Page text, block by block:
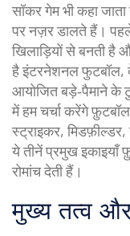
सॉकर गेमभी कहा
पर नज़र डालते हैं।
खिलाड़ियों से बनती है
हैइंटरनेशनल फुटबॉल,
आयोजित बड़े‑पैमाने के
में हम चर्चा करेंगे
स्ट्राइकर, मिडफ़ील्डर,
ये तीनें प्रमुख इकाइयाँ
रोमांच देती हैं।
मुख्य तत्व